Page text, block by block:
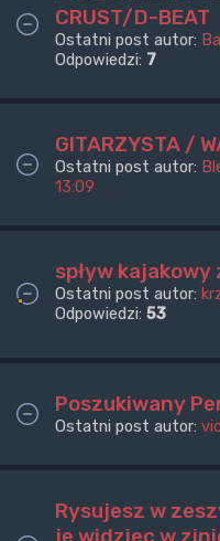
CRUST/D-BEAT
Ostatni post autor:
Odpowiedzi: 7
GITARZYSTA /
Ostatni post autor:
13:09
spływ kajakowy
Ostatni post autor:
Odpowiedzi: 53
Poszukiwany
Ostatni post autor:
Rysujesz w
je widziec w